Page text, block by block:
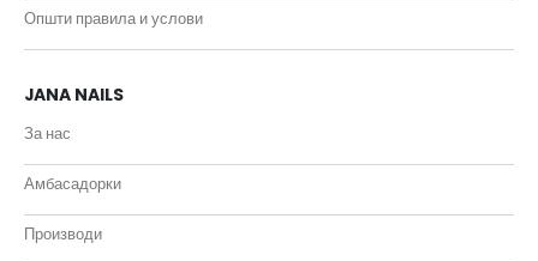
Општи правила и услови
JANA NAILS
За нас
Амбасадорки
Производи